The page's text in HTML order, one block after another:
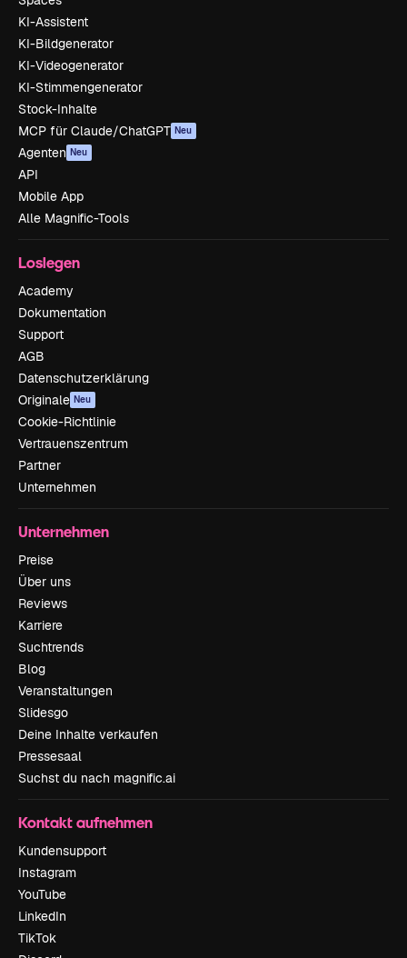
KI-Assistent
KI-Bildgenerator
KI-Videogenerator
KI-Stimmengenerator
Stock-Inhalte
MCP für Claude/ChatGPT Neu
Agenten Neu
API
Mobile App
Alle Magnific-Tools
Loslegen
Academy
Dokumentation
Support
AGB
Datenschutzerklärung
Originale Neu
Cookie-Richtlinie
Vertrauenszentrum
Partner
Unternehmen
Unternehmen
Preise
Über uns
Reviews
Karriere
Suchtrends
Blog
Veranstaltungen
Slidesgo
Deine Inhalte verkaufen
Pressesaal
Suchst du nach magnific.ai
Kontakt aufnehmen
Kundensupport
Instagram
YouTube
LinkedIn
TikTok